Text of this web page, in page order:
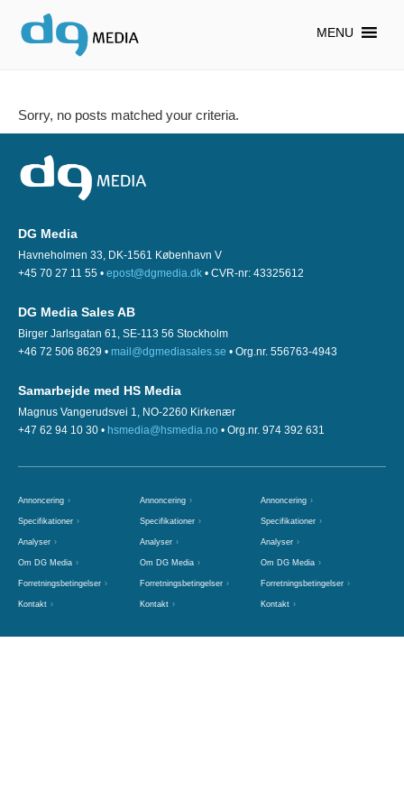
MENU
Sorry, no posts matched your criteria.
DG Media
Havneholmen 33, DK-1561 København V
+45 70 27 11 55 • epost@dgmedia.dk • CVR-nr: 43325612
DG Media Sales AB
Birger Jarlsgatan 61, SE-113 56 Stockholm
+46 72 506 8629 • mail@dgmediasales.se • Org.nr. 556763-4943
Samarbejde med HS Media
Magnus Vangerudsvei 1, NO-2260 Kirkenær
+47 62 94 10 30 • hsmedia@hsmedia.no • Org.nr. 974 392 631
Annoncering
Specifikationer
Analyser
Om DG Media
Forretningsbetingelser
Kontakt
Annoncering
Specifikationer
Analyser
Om DG Media
Forretningsbetingelser
Kontakt
Annoncering
Specifikationer
Analyser
Om DG Media
Forretningsbetingelser
Kontakt